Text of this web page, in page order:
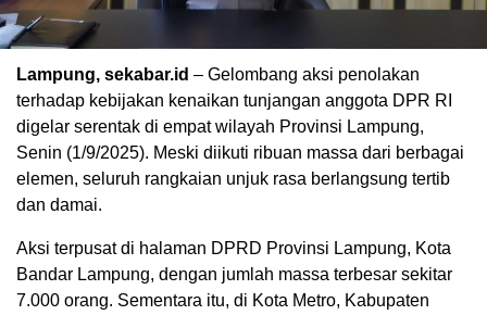
Lampung, sekabar.id – Gelombang aksi penolakan
terhadap kebijakan kenaikan tunjangan anggota DPR RI
digelar serentak di empat wilayah Provinsi Lampung,
Senin (1/9/2025). Meski diikuti ribuan massa dari berbagai
elemen, seluruh rangkaian unjuk rasa berlangsung tertib
dan damai.
Aksi terpusat di halaman DPRD Provinsi Lampung, Kota
Bandar Lampung, dengan jumlah massa terbesar sekitar
7.000 orang. Sementara itu, di Kota Metro, Kabupaten